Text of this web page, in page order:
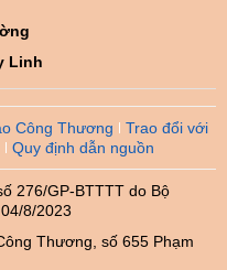
Linh
Công Thương
Trao đổi với
Quy định dẫn nguồn
276/GP-BTTTT do Bộ
8/2023
Thương, số 655 Phạm